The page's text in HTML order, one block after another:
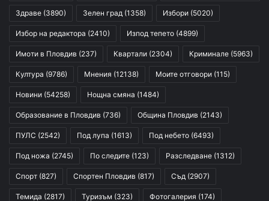
Здраве (3890) Зелен град (1358) Избори (5020)
Избор на редактора (2410) Изпод тепето (4899)
Имоти в Пловдив (237) Квартали (2304) Криминале (5963)
Култура (9786) Мнения (12138) Моите отговори (115)
Новини (54258) Нощна смяна (1484)
Образование в Пловдив (736) Община Пловдив (2143)
ПУЛС (2542) Под лупа (1613) Под небето (6493)
Под ножа (2745) По следите (123) Разследване (1312)
Спорт (827) Спортен Пловдив (817) Съд (2907)
Темида (2817) Туризъм (323) Фотогалерия (174)